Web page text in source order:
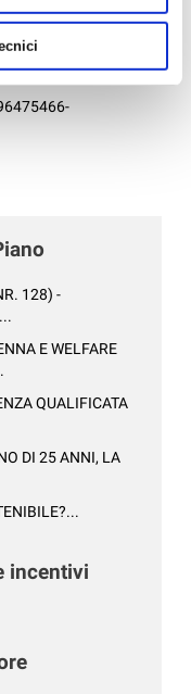
128) -
E WELFARE
QUALIFICATA
DI 25 ANNI, LA
incentivi